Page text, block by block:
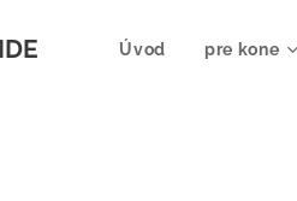
Úvod pre kone